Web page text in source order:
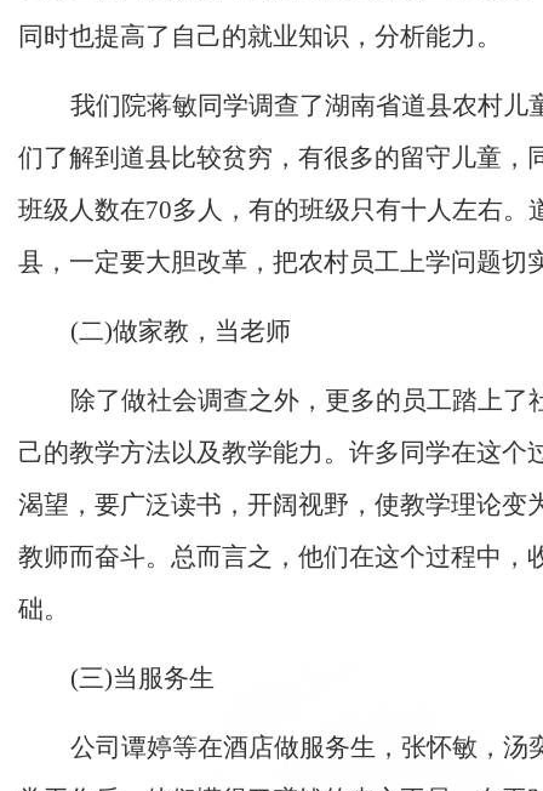
同时也提高了自己的就业知识，分析能力。
我们院蒋敏同学调查了湖南省道县农村
们了解到道县比较贫穷，有很多的留守儿童
班级人数在70多人，有的班级只有十人左右
县，一定要大胆改革，把农村员工上学问题切
(二)做家教，当老师
除了做社会调查之外，更多的员工踏上
己的教学方法以及教学能力。许多同学在这
渴望，要广泛读书，开阔视野，使教学理论
教师而奋斗。总而言之，他们在这个过程中
础。
(三)当服务生
公司谭婷等在酒店做服务生，张怀敏，